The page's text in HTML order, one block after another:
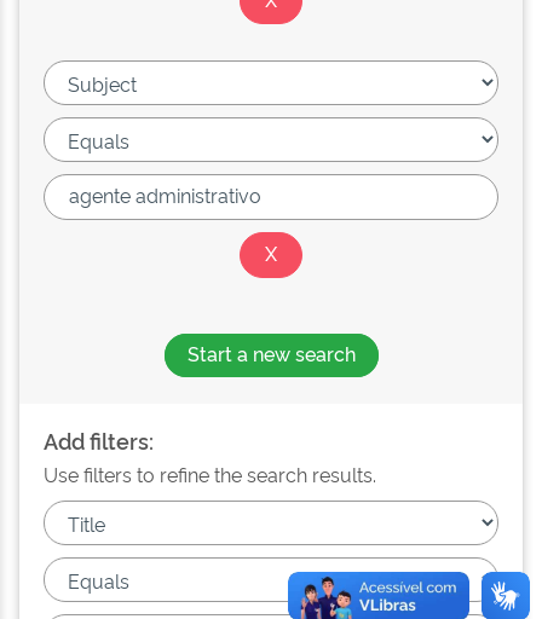
Start a new search
Add filters:
Use filters to refine the search results.